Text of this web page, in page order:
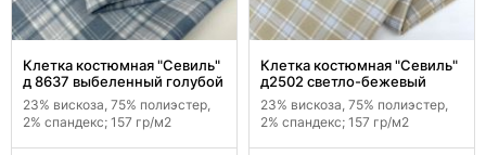
Клетка костюмная "Севиль"
д 8637 выбеленный голубой
23% вискоза, 75% полиэстер,
2% спандекс; 157 гр/м2
Клетка костюмная "Севиль"
д2502 светло-бежевый
23% вискоза, 75% полиэстер,
2% спандекс; 157 гр/м2